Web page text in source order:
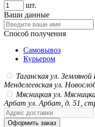
шт.
Ваши данные
Способ получения
Самовывоз
Курьером
Таганская ул.
Менделеевская ул.
Мясницкая ул.
Арбат ул. Арбат, д. 51,
Оформить заказ